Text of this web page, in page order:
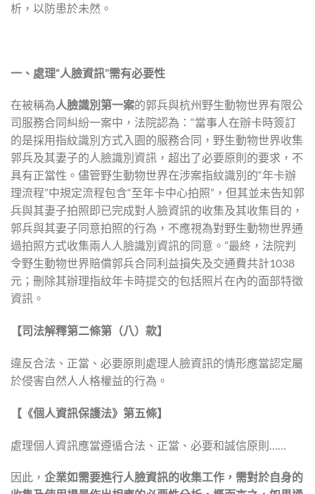
析，以防患於未然。
一、處理“人臉資訊”需有必要性
在被稱為人臉識別第一案的郭兵與杭州野生動物世界有限公
司服務合同糾紛一案中，法院認為：“當事人在辦卡時簽訂
的是採用指紋識別方式入園的服務合同，野生動物世界收集
郭兵及其妻子的人臉識別資訊，超出了必要原則的要求，不
具有正當性。儘管野生動物世界在涉案指紋識別的“年卡辦
理流程”中規定流程包含“至年卡中心拍照”，但其並未告知郭
兵與其妻子拍照即已完成對人臉資訊的收集及其收集目的，
郭兵與其妻子同意拍照的行為，不應視為對野生動物世界通
過拍照方式收集兩人人臉識別資訊的同意。”最終，法院判
令野生動物世界賠償郭兵合同利益損失及交通費共計1038
元；刪除其辦理指紋年卡時提交的包括照片在內的面部特徵
資訊。
【司法解釋第二條第（八）款】
違反合法、正當、必要原則處理人臉資訊的情形應當認定屬
於侵害自然人人格權益的行為。
【《個人資訊保護法》第五條】
處理個人資訊應當遵循合法、正當、必要和誠信原則……
因此， 企業如需要進行人臉資訊的收集工作，需對於自身的